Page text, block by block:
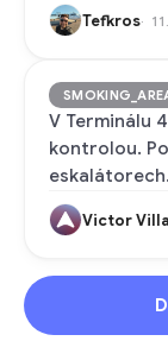
Tefkros
V Terminálu
kontrolou.
eskalátorech.
Victor